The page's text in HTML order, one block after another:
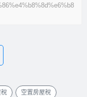
稅 空置房屋稅